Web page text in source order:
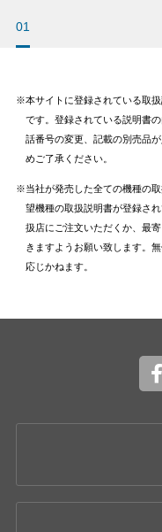
01
本サイトに登録されている取
です。登録されている説明書
話番号の変更、記載の別売品
めご了承ください。
当社が発売した全ての機種の
望機種の取扱説明書が登録さ
扱店にご注文いただくか、最
きますようお願い致します。
応じかねます。